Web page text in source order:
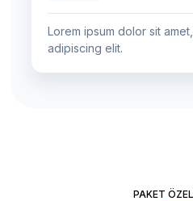
Lorem ipsum dolor sit
adipiscing elit.
PAKET